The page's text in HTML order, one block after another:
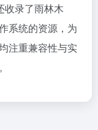
收录了雨林木
系统的资源，为
注重兼容性与实